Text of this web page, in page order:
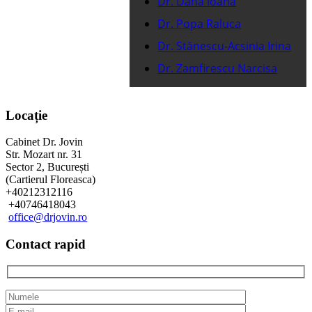
Dr. Popa Raluca
Dr. Stănescu-Acsinia Irina
Dr. Zamfirescu Narcisa
Locație
Cabinet Dr. Jovin
Str. Mozart nr. 31
Sector 2, București
(Cartierul Floreasca)
+40212312116
+40746418043
office@drjovin.ro
Contact rapid